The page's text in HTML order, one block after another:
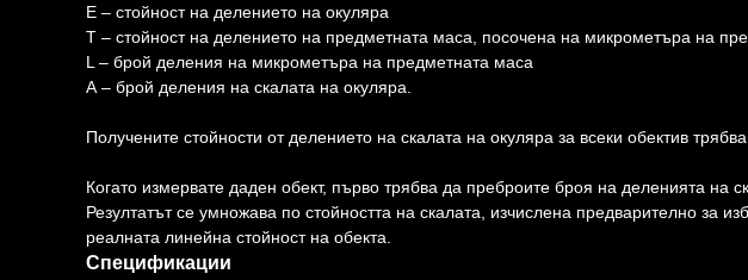
E – стойност на делението на окуляра
Т – стойност на делението на предметната маса, посочена на микрометъра на
L – брой деления на микрометъра на предметната маса
А – брой деления на скалата на окуляра.
Получените стойности от делението на скалата на окуляра за всеки обектив
Когато измервате даден обект, първо трябва да преброите броя на деленията на
Резултатът се умножава по стойността на скалата, изчислена предварително за
реалната линейна стойност на обекта.
Спецификации